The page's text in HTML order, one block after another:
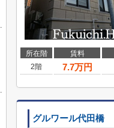
所在階 賃料
2階
7.7万円
グルワール代田橋